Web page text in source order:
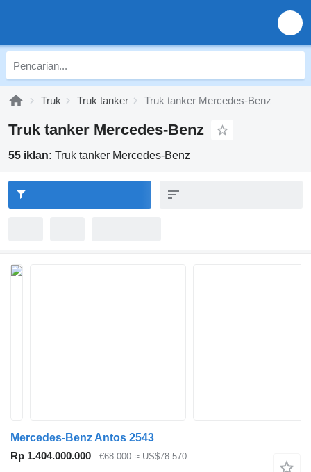
Truk Truk tanker Truk tanker Mercedes-Benz
Truk tanker Mercedes-Benz
55 iklan: Truk tanker Mercedes-Benz
Mercedes-Benz Antos 2543
Rp 1.404.000.000
€68.000 ≈ US$78.570